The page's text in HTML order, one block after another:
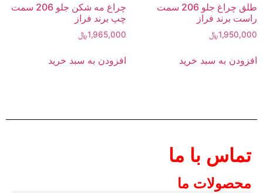
طلق چراغ جلو 206 سمت
راست برند فراز
1,950,000﷼
افزودن به سبد خرید
چراغ مه شکن جلو 206 سمت
چپ برند فراز
1,965,000﷼
افزودن به سبد خرید
تماس با ما
محصولات ما